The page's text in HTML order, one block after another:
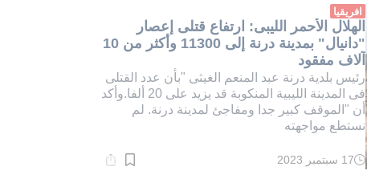
دقيقة.
افريقيا
الهلال الأحمر الليبى: ارتفاع قتلى إعصار
"دانيال" بمدينة درنة إلى 11300 وأكثر من 10
آلاف مفقود
رئيس بلدية درنة عبد المنعم الغيثى "بأن عدد القتلى
فى المدينة الليبية المنكوبة قد يزيد على 20 ألفا.وأكد
أن "الموقف كبير جدا ومفاجئ لمدينة درنة. لم
نستطع مواجهته
وقت
17 سبتمبر 2023